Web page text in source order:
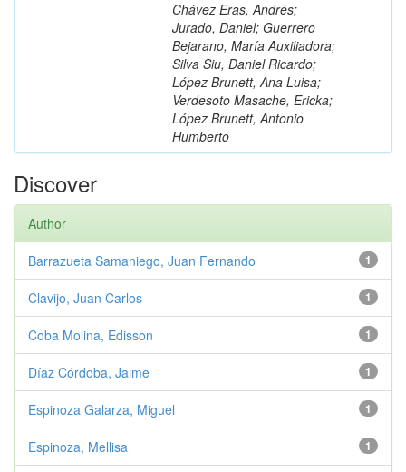
Chávez Eras, Andrés;
Jurado, Daniel; Guerrero
Bejarano, María Auxiliadora;
Silva Siu, Daniel Ricardo;
López Brunett, Ana Luisa;
Verdesoto Masache, Ericka;
López Brunett, Antonio
Humberto
Discover
Author
1
Barrazueta Samaniego, Juan Fernando
1
Clavijo, Juan Carlos
1
Coba Molina, Edisson
1
Díaz Córdoba, Jaime
1
Espinoza Galarza, Miguel
1
Espinoza, Mellisa